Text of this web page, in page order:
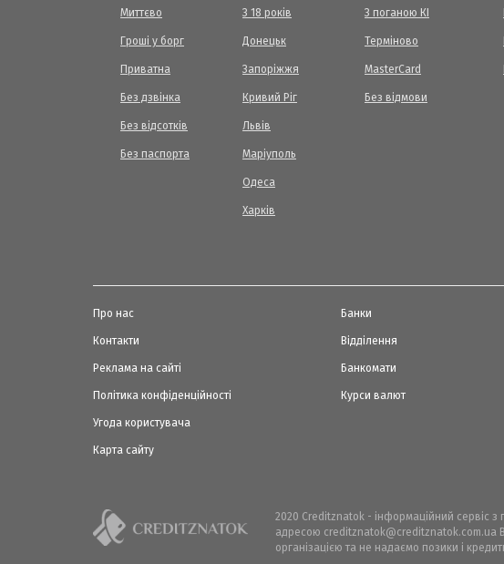
Миттєво
Гроші у борг
Приватна
Без дзвінка
Без відсотків
Без паспорта
З 18 років
Донецьк
Запоріжжя
Кривий Ріг
Львів
Маріуполь
Одеса
Харків
З поганою КІ
Терміново
МasterCard
Без відмови
Про нас
Контакти
Реклама на сайті
Політика конфіденційності
Угода користувача
Карта сайту
Банки
Відділення
Банкомати
Курси валют
2020 Creditznatok - інформаційний сервіс з
адресою creditznatok@creditznatok.com.ua
організацією та не надаємо позики і